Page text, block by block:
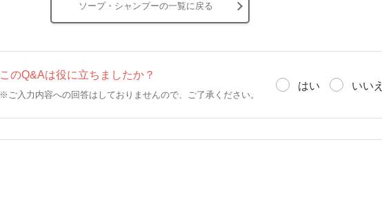
ソープ・シャンプーの一覧に戻る
このQ&Aは役に立ちましたか？
※ご入力内容への回答はしておりませんので、ご了承ください。
はい いいえ